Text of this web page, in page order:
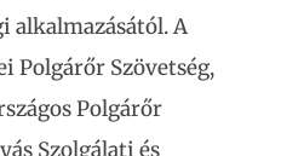
alkalmazásától. A
Polgárőr Szövetség,
Polgárőr
Szolgálati és